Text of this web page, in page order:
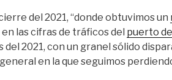
del 2021, “donde obtuvimos un
las cifras de tráficos del puerto
2021, con un granel sólido
en la que seguimos